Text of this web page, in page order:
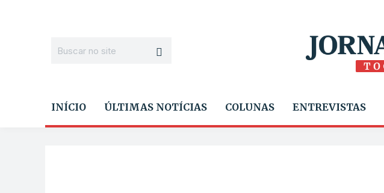
INÍCIO ÚLTIMAS NOTÍCIAS COLUNAS ENTREVISTAS